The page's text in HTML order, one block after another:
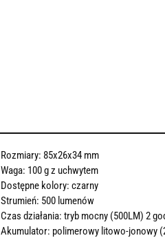
Rozmiary: 85x26x34 mm
Waga: 100 g z uchwytem
Dostępne kolory: czarny
Strumień: 500 lumenów
Czas działania: tryb mocny (500LM) 2
Akumulator: polimerowy litowo-jonowy